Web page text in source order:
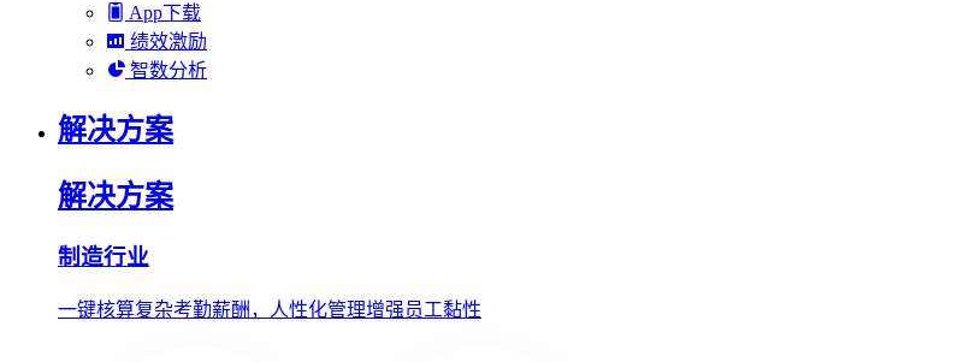
App下载
绩效激励
智数分析
解决方案
解决方案
制造行业
一键核算复杂考勤薪酬，人性化管理增强员工黏性